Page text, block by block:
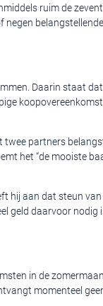
ruim de
negen
Daarin staat dat
twee partners
het “de mooiste
hij aan dat steun van
geld daarvoor nodig
in de
momenteel